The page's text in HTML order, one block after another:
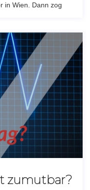
in Wien. Dann zog
zumutbar?